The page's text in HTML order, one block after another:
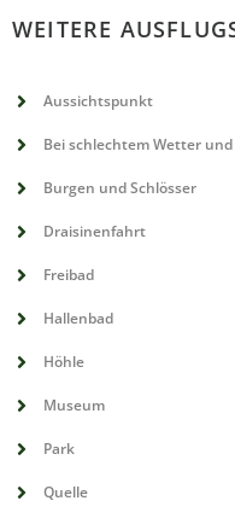
WEITERE
Aussichtspunkt
Bei schlechtem Wetter und
Burgen und Schlösser
Draisinenfahrt
Freibad
Hallenbad
Höhle
Museum
Park
Quelle